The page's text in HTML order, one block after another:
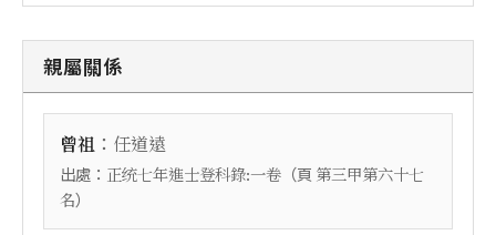
親屬關係
曾祖 ： 任道遠
出處： 正统七年進士登科錄:一卷 （頁 第三甲第六十七
名）